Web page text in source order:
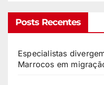
Posts Recentes
Especialistas
Marrocos em